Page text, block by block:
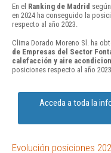
En el Ranking de Madrid
en 2024 ha conseguido la
respecto al año 2023.
Clima Dorado Moreno Sl. ha
de Empresas del Sector
calefacción y aire
posiciones respecto al año 2023.
Acceda a toda la
Evolución posiciones